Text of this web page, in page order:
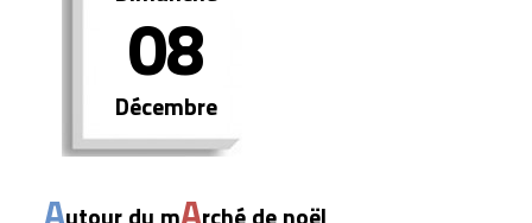
08
Décembre
Autour du mArché de noël